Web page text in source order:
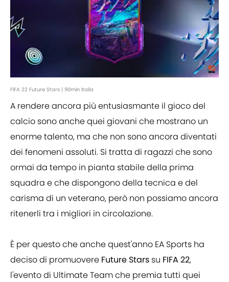
FIFA 22 Future Stars | 90min Italia
A rendere ancora più entusiasmante il gioco del
calcio sono anche quei giovani che mostrano un
enorme talento, ma che non sono ancora diventati
dei fenomeni assoluti. Si tratta di ragazzi che sono
ormai da tempo in pianta stabile della prima
squadra e che dispongono della tecnica e del
carisma di un veterano, però non possiamo ancora
ritenerli tra i migliori in circolazione.
È per questo che anche quest'anno EA Sports ha
deciso di promuovere Future Stars su FIFA 22,
l'evento di Ultimate Team che premia tutti quei